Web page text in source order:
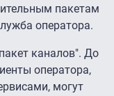
пакетам
оператора.
каналов". До
оператора,
могут